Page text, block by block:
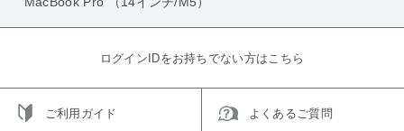
ログインIDをお持ちでない方はこちら
ご利用ガイド よくあるご質問